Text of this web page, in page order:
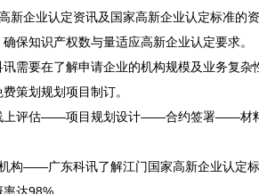
新企业认定资讯及国家高新企业认定标准的
保知识产权数与量适应高新企业认定要求。
讯需要在了解申请企业的机构规模及业务复
策划规划项目制订。
线上评估——项目规划设计——合约签署——
构——广东科讯了解江门国家高新企业认定